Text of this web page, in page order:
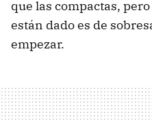
que las compactas,
están dado es de
empezar.